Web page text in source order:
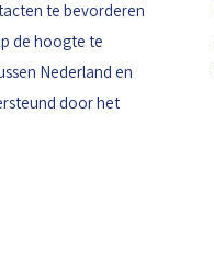
te bevorderen
de hoogte te
Nederland en
door het